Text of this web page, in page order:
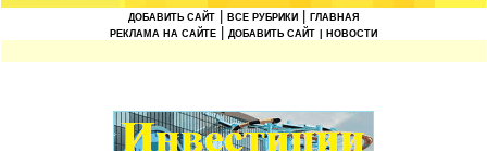
ДОБАВИТЬ САЙТ ВСЕ РУБРИКИ
ГЛАВНАЯ
РЕКЛАМА НА САЙТЕ
ДОБАВИТЬ САЙТ | НОВОСТИ